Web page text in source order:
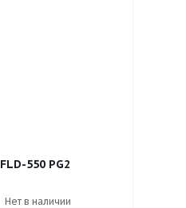
FLD-550 PG2
Нет в наличии